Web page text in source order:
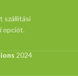
szállítási
opciót.
2024